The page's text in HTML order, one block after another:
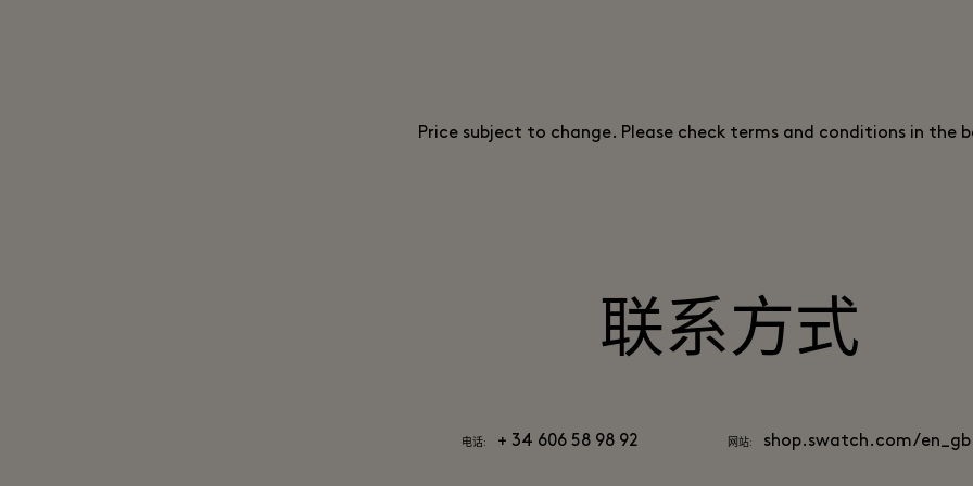
Price subject to change. Please check terms and conditions in the
联系方式
电话: + 34 606 58 98 92 网站: shop.swatch.com/en_gb